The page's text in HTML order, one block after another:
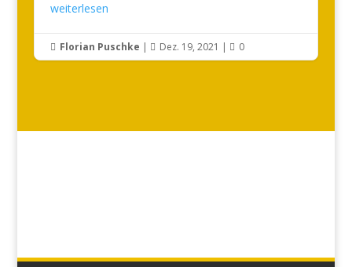
weiterlesen
 Florian Puschke |  Dez. 19, 2021 |  0